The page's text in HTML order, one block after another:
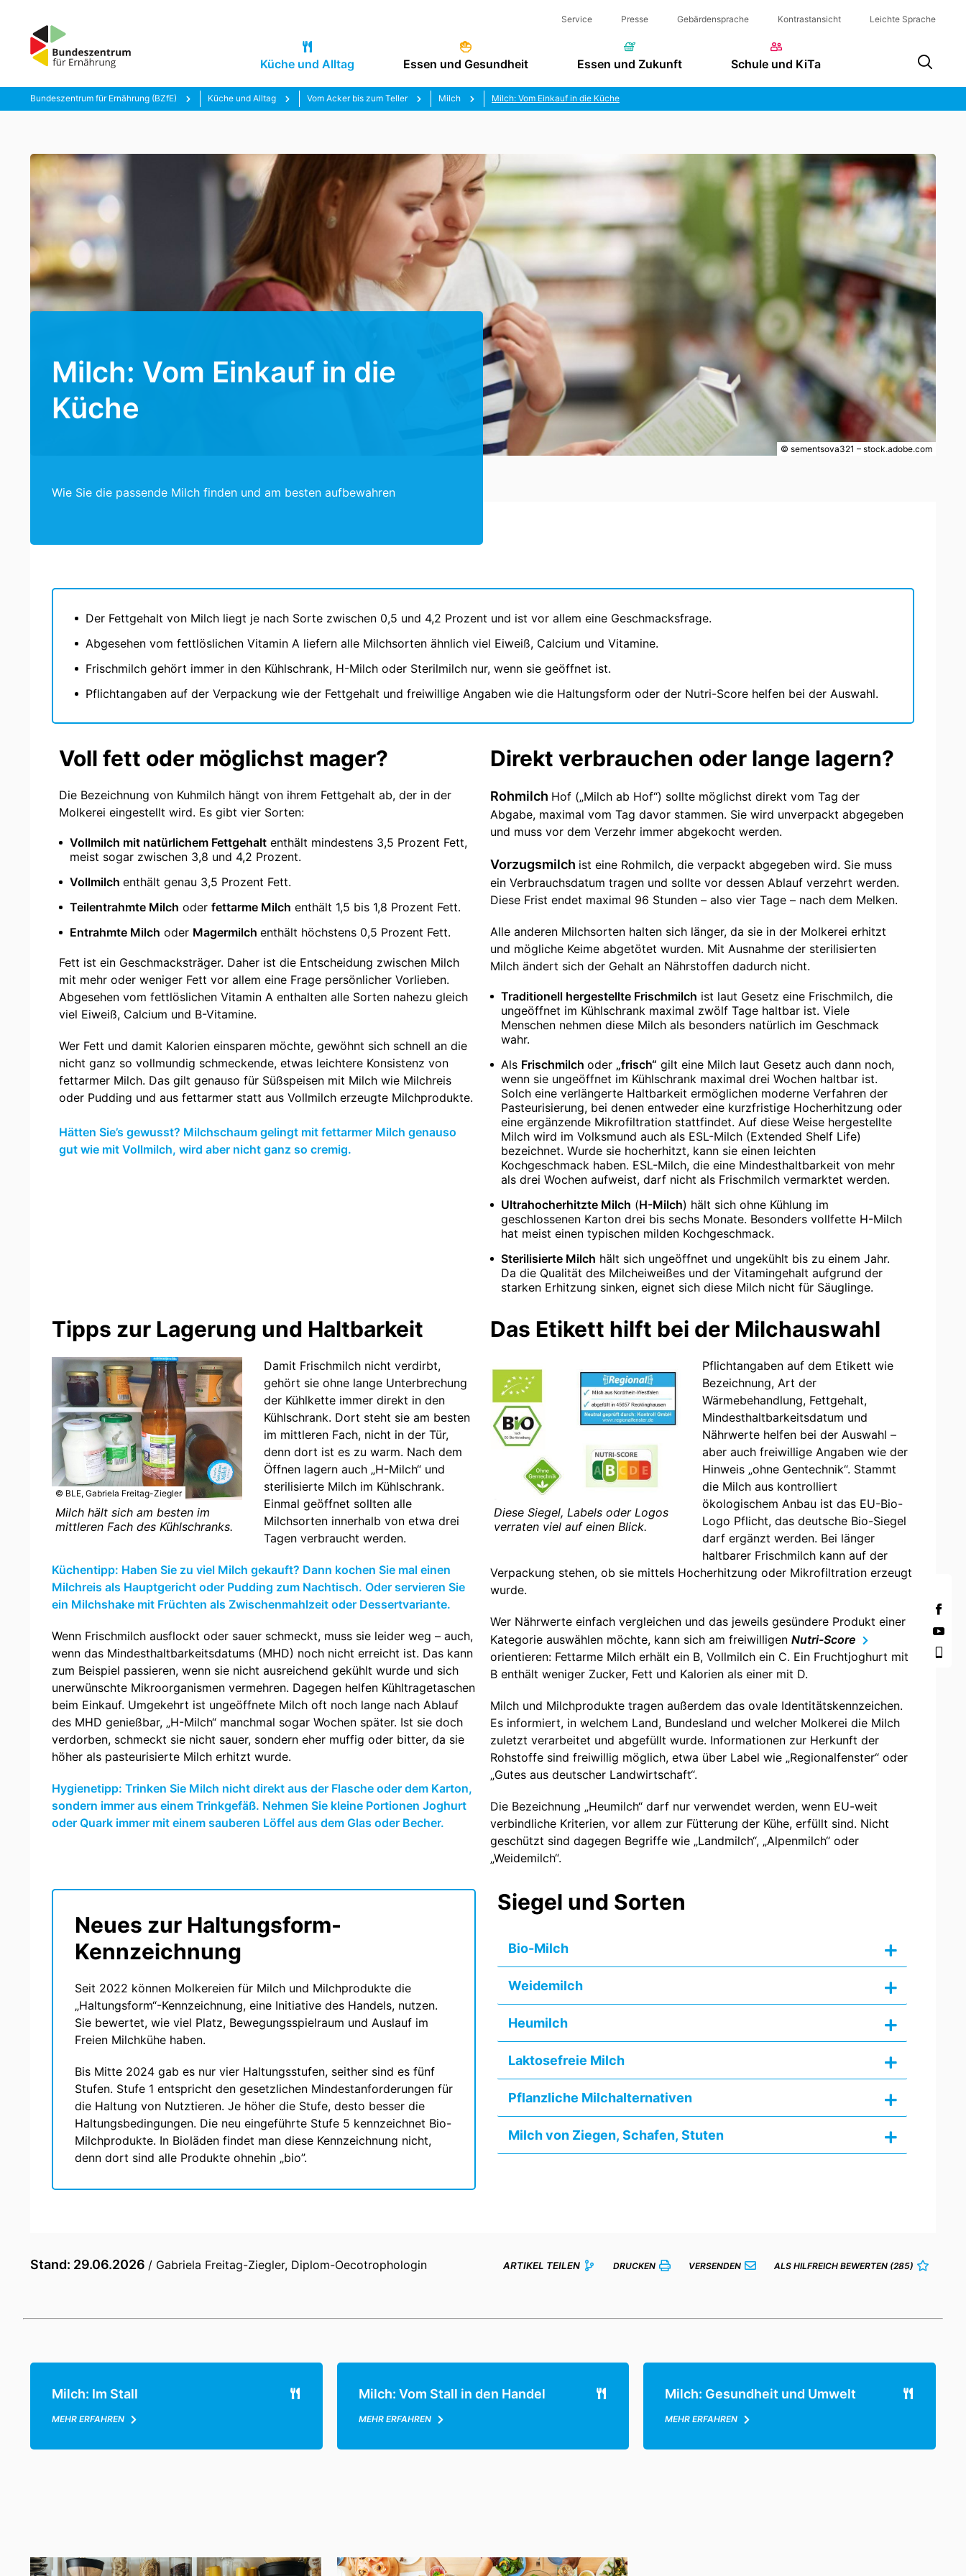
Service Presse Gebärdensprache Kontrastansicht Leichte Sprache
Küche und Alltag Essen und Gesundheit Essen und Zukunft Schule und KiTa
Bundeszentrum für Ernährung (BZfE) Küche und Alltag Vom Acker bis zum Teller Milch Milch: Vom Einkauf in die Küche
Milch: Vom Einkauf in die
Küche
Wie Sie die passende Milch finden und am besten aufbewahren
© sementsova321 – stock.adobe.com
Der Fettgehalt von Milch liegt je nach Sorte zwischen 0,5 und 4,2 Prozent und ist vor allem eine Geschmacksfrage.
Abgesehen vom fettlöslichen Vitamin A liefern alle Milchsorten ähnlich viel Eiweiß, Calcium und Vitamine.
Frischmilch gehört immer in den Kühlschrank, H-Milch oder Sterilmilch nur, wenn sie geöffnet ist.
Pflichtangaben auf der Verpackung wie der Fettgehalt und freiwillige Angaben wie die Haltungsform oder der Nutri-Score helfen bei der Auswahl.
Voll fett oder möglichst mager?
Die Bezeichnung von Kuhmilch hängt von ihrem Fettgehalt ab, der in der
Molkerei eingestellt wird. Es gibt vier Sorten:
Vollmilch mit natürlichem Fettgehalt enthält mindestens 3,5 Prozent Fett,
meist sogar zwischen 3,8 und 4,2 Prozent.
Vollmilch enthält genau 3,5 Prozent Fett.
Teilentrahmte Milch oder fettarme Milch enthält 1,5 bis 1,8 Prozent Fett.
Entrahmte Milch oder Magermilch enthält höchstens 0,5 Prozent Fett.
Fett ist ein Geschmacksträger. Daher ist die Entscheidung zwischen Milch
mit mehr oder weniger Fett vor allem eine Frage persönlicher Vorlieben.
Abgesehen vom fettlöslichen Vitamin A enthalten alle Sorten nahezu gleich
viel Eiweiß, Calcium und B-Vitamine.
Wer Fett und damit Kalorien einsparen möchte, gewöhnt sich schnell an die
nicht ganz so vollmundig schmeckende, etwas leichtere Konsistenz von
fettarmer Milch. Das gilt genauso für Süßspeisen mit Milch wie Milchreis
oder Pudding und aus fettarmer statt aus Vollmilch erzeugte Milchprodukte.
Hätten Sie’s gewusst? Milchschaum gelingt mit fettarmer Milch genauso
gut wie mit Vollmilch, wird aber nicht ganz so cremig.
Direkt verbrauchen oder lange lagern?
Rohmilch Hof („Milch ab Hof“) sollte möglichst direkt vom Tag der
Abgabe, maximal vom Tag davor stammen. Sie wird unverpackt abgegeben
und muss vor dem Verzehr immer abgekocht werden.
Vorzugsmilch ist eine Rohmilch, die verpackt abgegeben wird. Sie muss
ein Verbrauchsdatum tragen und sollte vor dessen Ablauf verzehrt werden.
Diese Frist endet maximal 96 Stunden – also vier Tage – nach dem Melken.
Alle anderen Milchsorten halten sich länger, da sie in der Molkerei erhitzt
und mögliche Keime abgetötet wurden. Mit Ausnahme der sterilisierten
Milch ändert sich der Gehalt an Nährstoffen dadurch nicht.
Traditionell hergestellte Frischmilch ist laut Gesetz eine Frischmilch, die
ungeöffnet im Kühlschrank maximal zwölf Tage haltbar ist. Viele
Menschen nehmen diese Milch als besonders natürlich im Geschmack
wahr.
Als Frischmilch oder „frisch“ gilt eine Milch laut Gesetz auch dann noch,
wenn sie ungeöffnet im Kühlschrank maximal drei Wochen haltbar ist.
Solch eine verlängerte Haltbarkeit ermöglichen moderne Verfahren der
Pasteurisierung, bei denen entweder eine kurzfristige Hocherhitzung oder
eine ergänzende Mikrofiltration stattfindet. Auf diese Weise hergestellte
Milch wird im Volksmund auch als ESL-Milch (Extended Shelf Life)
bezeichnet. Wurde sie hocherhitzt, kann sie einen leichten
Kochgeschmack haben. ESL-Milch, die eine Mindesthaltbarkeit von mehr
als drei Wochen aufweist, darf nicht als Frischmilch vermarktet werden.
Ultrahocherhitzte Milch (H-Milch) hält sich ohne Kühlung im
geschlossenen Karton drei bis sechs Monate. Besonders vollfette H-Milch
hat meist einen typischen milden Kochgeschmack.
Sterilisierte Milch hält sich ungeöffnet und ungekühlt bis zu einem Jahr.
Da die Qualität des Milcheiweißes und der Vitamingehalt aufgrund der
starken Erhitzung sinken, eignet sich diese Milch nicht für Säuglinge.
Tipps zur Lagerung und Haltbarkeit
© BLE, Gabriela Freitag-Ziegler
Milch hält sich am besten im
mittleren Fach des Kühlschranks.
Damit Frischmilch nicht verdirbt,
gehört sie ohne lange Unterbrechung
der Kühlkette immer direkt in den
Kühlschrank. Dort steht sie am besten
im mittleren Fach, nicht in der Tür,
denn dort ist es zu warm. Nach dem
Öffnen lagern auch „H-Milch“ und
sterilisierte Milch im Kühlschrank.
Einmal geöffnet sollten alle
Milchsorten innerhalb von etwa drei
Tagen verbraucht werden.
Küchentipp: Haben Sie zu viel Milch gekauft? Dann kochen Sie mal einen
Milchreis als Hauptgericht oder Pudding zum Nachtisch. Oder servieren Sie
ein Milchshake mit Früchten als Zwischenmahlzeit oder Dessertvariante.
Wenn Frischmilch ausflockt oder sauer schmeckt, muss sie leider weg – auch,
wenn das Mindesthaltbarkeitsdatums (MHD) noch nicht erreicht ist. Das kann
zum Beispiel passieren, wenn sie nicht ausreichend gekühlt wurde und sich
unerwünschte Mikroorganismen vermehren. Dagegen helfen Kühltragetaschen
beim Einkauf. Umgekehrt ist ungeöffnete Milch oft noch lange nach Ablauf
des MHD genießbar, „H-Milch“ manchmal sogar Wochen später. Ist sie doch
verdorben, schmeckt sie nicht sauer, sondern eher muffig oder bitter, da sie
höher als pasteurisierte Milch erhitzt wurde.
Hygienetipp: Trinken Sie Milch nicht direkt aus der Flasche oder dem Karton,
sondern immer aus einem Trinkgefäß. Nehmen Sie kleine Portionen Joghurt
oder Quark immer mit einem sauberen Löffel aus dem Glas oder Becher.
Das Etikett hilft bei der Milchauswahl
Diese Siegel, Labels oder Logos
verraten viel auf einen Blick.
Pflichtangaben auf dem Etikett wie
Bezeichnung, Art der
Wärmebehandlung, Fettgehalt,
Mindesthaltbarkeitsdatum und
Nährwerte helfen bei der Auswahl –
aber auch freiwillige Angaben wie der
Hinweis „ohne Gentechnik“. Stammt
die Milch aus kontrolliert
ökologischem Anbau ist das EU-Bio-
Logo Pflicht, das deutsche Bio-Siegel
darf ergänzt werden. Bei länger
haltbarer Frischmilch kann auf der
Verpackung stehen, ob sie mittels Hocherhitzung oder Mikrofiltration erzeugt
wurde.
Wer Nährwerte einfach vergleichen und das jeweils gesündere Produkt einer
Kategorie auswählen möchte, kann sich am freiwilligen Nutri-Score
orientieren: Fettarme Milch erhält ein B, Vollmilch ein C. Ein Fruchtjoghurt mit
B enthält weniger Zucker, Fett und Kalorien als einer mit D.
Milch und Milchprodukte tragen außerdem das ovale Identitätskennzeichen.
Es informiert, in welchem Land, Bundesland und welcher Molkerei die Milch
zuletzt verarbeitet und abgefüllt wurde. Informationen zur Herkunft der
Rohstoffe sind freiwillig möglich, etwa über Label wie „Regionalfenster“ oder
„Gutes aus deutscher Landwirtschaft“.
Die Bezeichnung „Heumilch“ darf nur verwendet werden, wenn EU-weit
verbindliche Kriterien, vor allem zur Fütterung der Kühe, erfüllt sind. Nicht
geschützt sind dagegen Begriffe wie „Landmilch“, „Alpenmilch“ oder
„Weidemilch“.
Neues zur Haltungsform-
Kennzeichnung
Seit 2022 können Molkereien für Milch und Milchprodukte die
„Haltungsform“-Kennzeichnung, eine Initiative des Handels, nutzen.
Sie bewertet, wie viel Platz, Bewegungsspielraum und Auslauf im
Freien Milchkühe haben.
Bis Mitte 2024 gab es nur vier Haltungsstufen, seither sind es fünf
Stufen. Stufe 1 entspricht den gesetzlichen Mindestanforderungen für
die Haltung von Nutztieren. Je höher die Stufe, desto besser die
Haltungsbedingungen. Die neu eingeführte Stufe 5 kennzeichnet Bio-
Milchprodukte. In Bioläden findet man diese Kennzeichnung nicht,
denn dort sind alle Produkte ohnehin „bio”.
Siegel und Sorten
Bio-Milch
Weidemilch
Heumilch
Laktosefreie Milch
Pflanzliche Milchalternativen
Milch von Ziegen, Schafen, Stuten
Stand: 29.06.2026 / Gabriela Freitag-Ziegler, Diplom-Oecotrophologin ARTIKEL TEILEN DRUCKEN VERSENDEN ALS HILFREICH BEWERTEN (285)
Milch: Im Stall
MEHR ERFAHREN
Milch: Vom Stall in den Handel
MEHR ERFAHREN
Milch: Gesundheit und Umwelt
MEHR ERFAHREN